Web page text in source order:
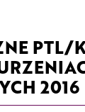
PTL/
2016